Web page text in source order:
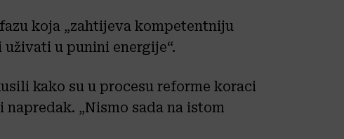
koja „zahtijeva kompetentniju
u punini energije“.
kako su u procesu reforme koraci
„Nismo sada na istom